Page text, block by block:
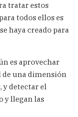
tratar estos
todos ellos es
haya creado para
es aprovechar
una dimensión
y detectar el
y llegan las